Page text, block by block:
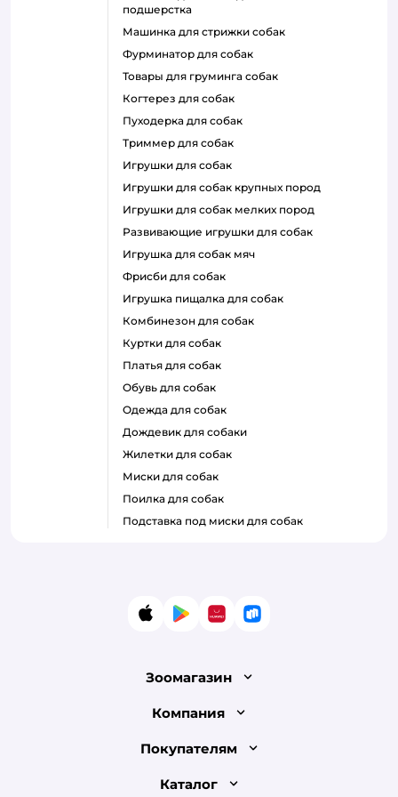
подшерстка
машинка для стрижки собак
фурминатор для собак
товары для груминга собак
когтерез для собак
пуходерка для собак
триммер для собак
игрушки для собак
игрушки для собак крупных пород
игрушки для собак мелких пород
развивающие игрушки для собак
игрушка для собак мяч
фрисби для собак
игрушка пищалка для собак
комбинезон для собак
куртки для собак
платья для собак
обувь для собак
одежда для собак
дождевик для собаки
жилетки для собак
миски для собак
поилка для собак
подставка под миски для собак
App StoreGoogle Play
AppGallery
RuStore
Зоомагазин
Лицензия
Доставка и оплата
Обмен и возврат товара
Компания
О компании
Инвесторам
Покупателям
Бонусные карты
Каталог